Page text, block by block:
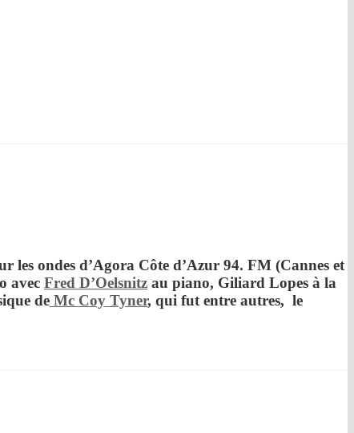
les ondes d’Agora Côte d’Azur 94. FM (Cannes et
avec Fred D’Oelsnitz au piano, Giliard Lopes à la
de Mc Coy Tyner, qui fut entre autres, le